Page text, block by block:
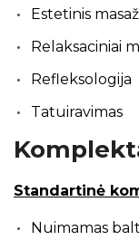
Estetinis
Relaksaciniai
Refleksologija
Tatuiravimas
Standartinė
Nuimamas